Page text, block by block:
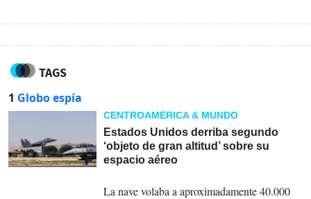
TAGS
1 Globo espía
CENTROAMÉRICA & MUNDO
Estados Unidos derriba segundo
‘objeto de gran altitud’ sobre su
espacio aéreo
La nave volaba a aproximadamente 40.000